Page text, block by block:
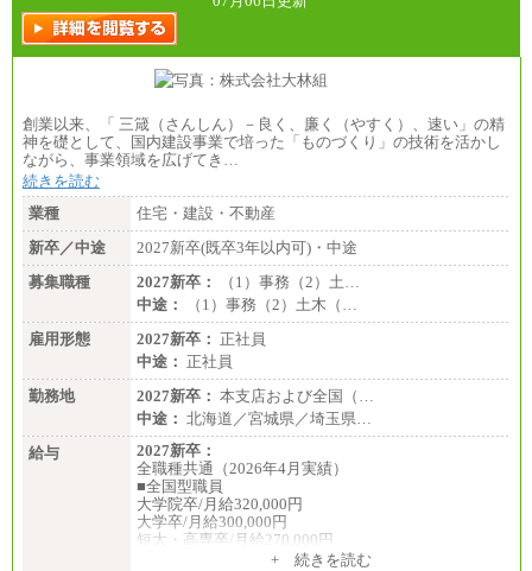
創業以来、「 三箴（さんしん）－良く、廉く（やすく）、速い」の精
神を礎として、国内建設事業で培った「ものづくり」の技術を活かし
ながら、事業領域を広げてき…
続きを読む
業種
住宅・建設・不動産
新卒／中途
2027新卒(既卒3年以内可)・中途
募集職種
2027新卒：
（1）事務（2）土…
中途：
（1）事務（2）土木（…
雇用形態
2027新卒： 正社員
中途： 正社員
勤務地
2027新卒： 本支店および全国（…
中途： 北海道／宮城県／埼玉県…
給与
2027新卒：
全職種共通（2026年4月実績）
■全国型職員
大学院卒/月給320,000円
大学卒/月給300,000円
短大・高専卒/月給270,000円
+ 続きを読む